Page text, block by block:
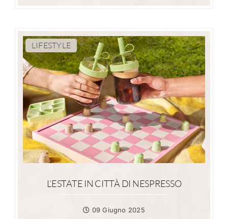
LIFESTYLE
L’ESTATE IN CITTÀ DI NESPRESSO
09 Giugno 2025